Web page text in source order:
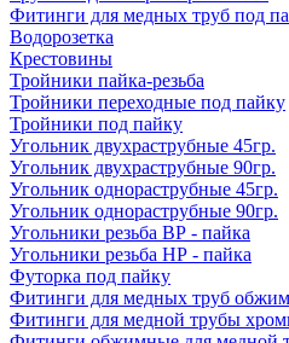
Фитинги для медных труб под
Водорозетка
Крестовины
Тройники пайка-резьба
Тройники переходные под пайку
Тройники под пайку
Угольник двухраструбные 45гр.
Угольник двухраструбные 90гр.
Угольник однораструбные 45гр.
Угольник однораструбные 90гр.
Угольники резьба ВР - пайка
Угольники резьба НР - пайка
Футорка под пайку
Фитинги для медных труб
Фитинги для медной трубы